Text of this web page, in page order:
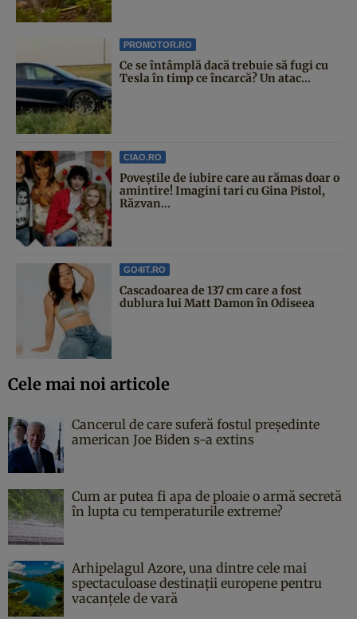
PROMOTOR.RO
Ce se întâmplă dacă trebuie să fugi cu
Tesla în timp ce încarcă? Un atac...
CIAO.RO
Poveştile de iubire care au rămas doar o
amintire! Imagini tari cu Gina Pistol,
Răzvan...
GO4IT.RO
Cascadoarea de 137 cm care a fost
dublura lui Matt Damon în Odiseea
Cele mai noi articole
Cancerul de care suferă fostul președinte
american Joe Biden s-a extins
Cum ar putea fi apa de ploaie o armă secretă
în lupta cu temperaturile extreme?
Arhipelagul Azore, una dintre cele mai
spectaculoase destinații europene pentru
vacanțele de vară